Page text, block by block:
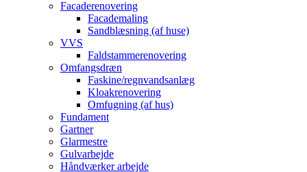
Facaderenovering
Facademaling
Sandblæsning (af huse)
VVS
Faldstammerenovering
Omfangsdræn
Faskine/regnvandsanlæg
Kloakrenovering
Omfugning (af hus)
Fundament
Gartner
Glarmestre
Gulvarbejde
Håndværker arbejde